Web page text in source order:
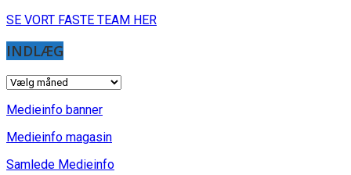
SE VORT FASTE TEAM HER
INDLÆG
INDLÆG
Medieinfo banner
Medieinfo magasin
Samlede Medieinfo